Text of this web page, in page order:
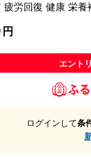
労回復 健康 栄養
エント
ログインして条